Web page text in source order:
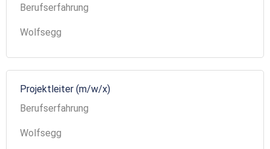
Berufserfahrung
Wolfsegg
Projektleiter (m/w/x)
Berufserfahrung
Wolfsegg